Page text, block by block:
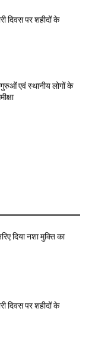
दिवस पर शहीदों के
एवं स्थानीय लोगों के
दिया नशा मुक्ति का
दिवस पर शहीदों के